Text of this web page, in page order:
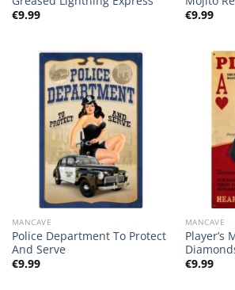
€9.99
€9.99
MANCAVE
Police Department To Protect
And Serve
€9.99
MANCAVE
Player’s
€9.99